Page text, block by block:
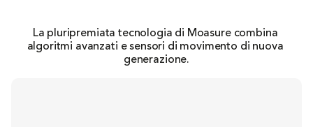
La pluripremiata tecnologia di Moasure combina
algoritmi avanzati e sensori di movimento di nuova
generazione.